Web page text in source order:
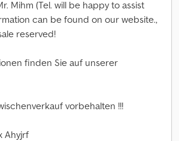
Mihm (Tel. will be happy to assist
can be found on our website.,
reserved!
finden Sie auf unserer
vorbehalten !!!
Ahyjrf